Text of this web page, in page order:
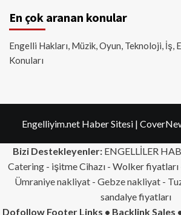
En çok aranan konular
Engelli Hakları, Müzik, Oyun, Teknoloji, İş,
Konuları
Engelliyim.net Haber Sitesi |
Bizi Destekleyenler:ENGELLİLER
Catering- işitme Cihazı - Wolker fiyatları
Ümraniye nakliyat- Gebze nakliyat-
sandalye fiyatları
Dofollow Footer Links • Backlink Sales